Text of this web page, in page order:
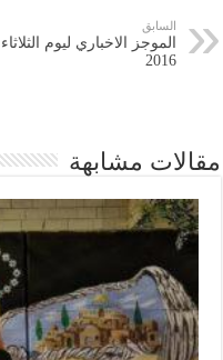
السابق
2016
مقالات مشابهة